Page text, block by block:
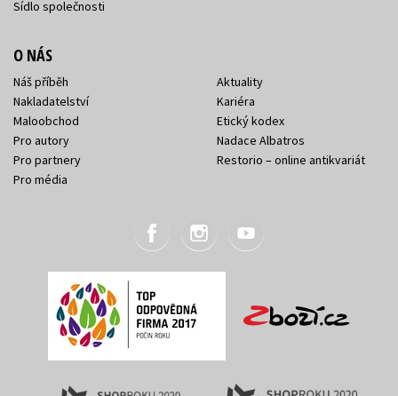
Sídlo společnosti
O NÁS
Náš příběh
Nakladatelství
Maloobchod
Pro autory
Pro partnery
Pro média
Aktuality
Kariéra
Etický kodex
Nadace Albatros
Restorio – online antikvariát